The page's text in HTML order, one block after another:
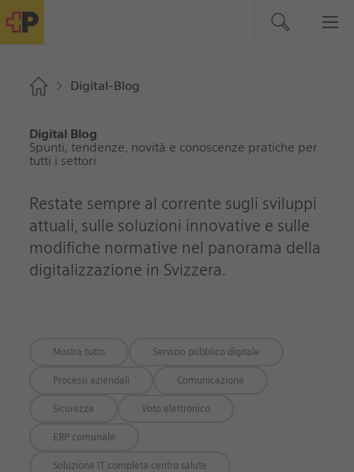
Digital-Blog
Digital Blog
Spunti, tendenze, novità e conoscenze pratiche per
tutti i settori
Restate sempre al corrente sugli sviluppi
attuali, sulle soluzioni innovative e sulle
modifiche normative nel panorama della
digitalizzazione in Svizzera.
Mostra tutto Servizio pubblico digitale
Processi aziendali Comunicazione
Sicurezza Voto elettronico
ERP comunale
Soluzione IT completa centro salute